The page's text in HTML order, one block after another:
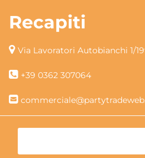
Recapiti
Via Lavoratori Autobianchi 1/
+39 0362 307064